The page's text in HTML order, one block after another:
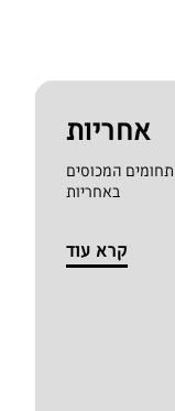
אחריות
המכוסים
באחריות
קרא עוד